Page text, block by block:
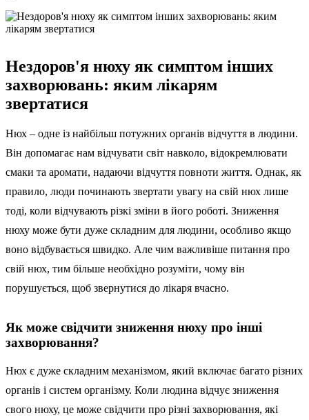
Нездоров'я нюху як симптом інших
захворювань: яким лікарям
звертатися
Нюх – одне із найбільш потужних органів відчуття в людини.
Він допомагає нам відчувати світ навколо, відокремлювати
смаки та аромати, надаючи відчуття повноти життя. Однак, як
правило, люди починають звертати увагу на свій нюх лише
тоді, коли відчувають різкі зміни в його роботі. Зниження
нюху може бути дуже складним для людини, особливо якщо
воно відбувається швидко. Але чим важливіше питання про
свій нюх, тим більше необхідно розуміти, чому він
порушується, щоб звернутися до лікаря вчасно.
Як може свідчити зниження нюху про інші
захворювання?
Нюх є дуже складним механізмом, який включає багато різних
органів і систем організму. Коли людина відчує зниження
свого нюху, це може свідчити про різні захворювання, які